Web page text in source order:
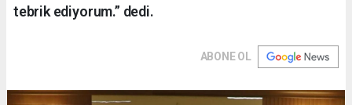
tebrik ediyorum.” dedi.
ABONE OL